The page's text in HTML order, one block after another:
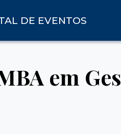
DE EVENTOS
em